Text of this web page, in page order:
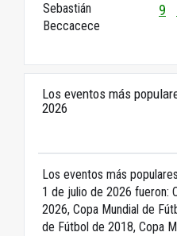
Sebastián
Beccacece
9
Los eventos más
2026
Los eventos más
1 de julio de 2026 fueron:
2026, Copa Mundial de
de Fútbol de 2018, Copa